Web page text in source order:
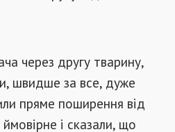
через другу тварину,
швидше за все, дуже
пряме поширення від
і сказали, що